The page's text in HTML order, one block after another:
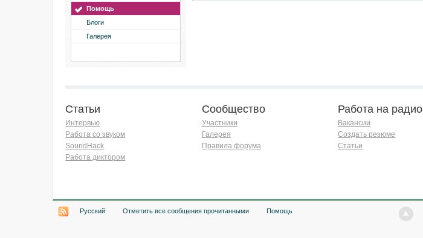
Помощь
Блоги
Галерея
Статьи
Интервью
Работа со звуком
SoundHack
Работа диктором
Сообщество
Участники
Галерея
Правила форума
Работа на радио
Вакансии
Создать резюме
Статьи
Русский Отметить все сообщения прочитанными Помощь